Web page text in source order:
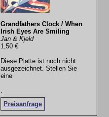
Grandfathers Clock / When
Irish Eyes Are Smiling
Jan & Kjeld
1,50 €
Diese Platte ist noch nicht
ausgezeichnet. Stellen Sie
eine
Preisanfrage
.